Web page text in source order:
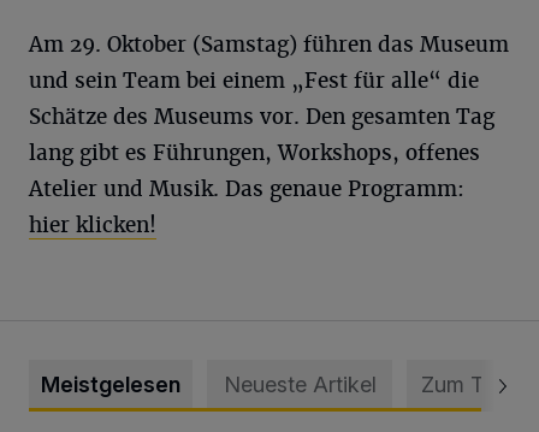
Am 29. Oktober (Samstag) führen das Museum
und sein Team bei einem „Fest für alle“ die
Schätze des Museums vor. Den gesamten Tag
lang gibt es Führungen, Workshops, offenes
Atelier und Musik. Das genaue Programm:
hier klicken!
Meistgelesen Neueste Artikel Zum Thema